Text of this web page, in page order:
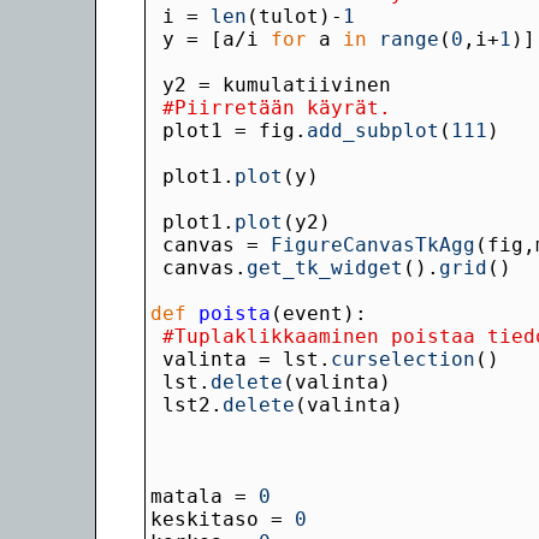
i = len (tulot)- 1
y = [a/i for a in range ( 0 ,i+1
#Piirretään käyrät.
plot1 = fig. add_subplot ( 111
plot1. plot
plot1. plot
canvas = FigureCanvasTkAgg
canvas. get_tk_widget (). grid
def poista
#Tuplaklikkaaminen poistaa
valinta = lst. curselection
lst. delete
lst2. delete
matala = 0
keskitaso = 0